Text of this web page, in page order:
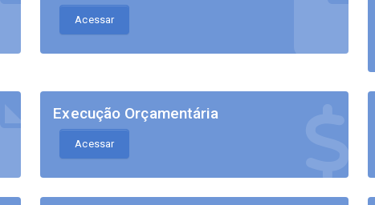
Acessar
Execução Orçamentária
Acessar